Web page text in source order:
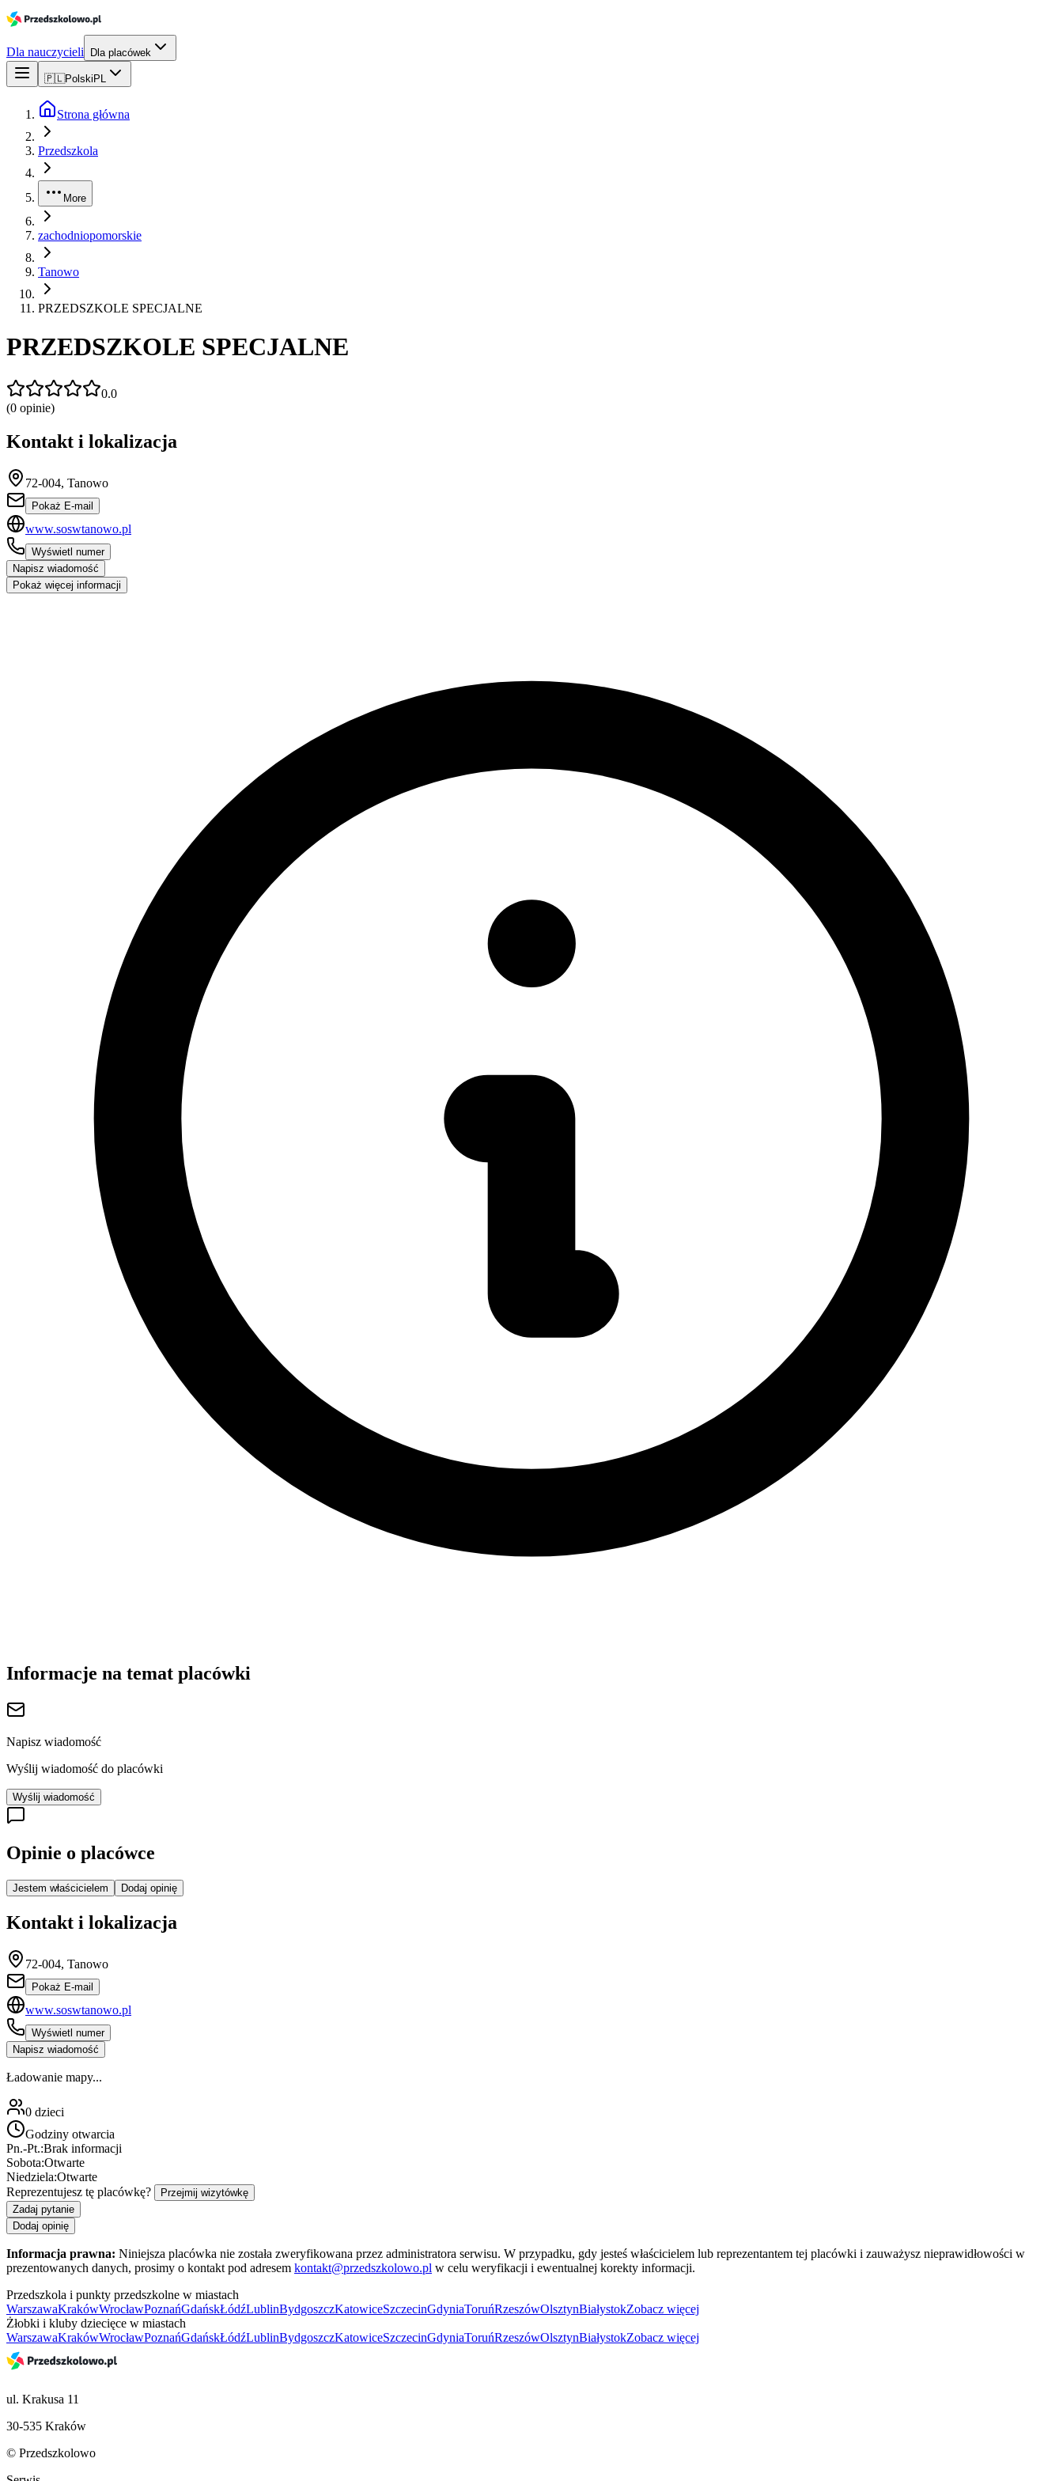
Dla nauczycieli Dla placówek
🇵🇱Polski PL
Strona główna
Przedszkola
More
zachodniopomorskie
Tanowo
PRZEDSZKOLE SPECJALNE
PRZEDSZKOLE SPECJALNE
0.0
(0 opinie)
Kontakt i lokalizacja
72-004, Tanowo
Pokaż E-mail
www.soswtanowo.pl
Wyświetl numer
Napisz wiadomość
Pokaż więcej informacji
Informacje na temat placówki
Napisz wiadomość
Wyślij wiadomość do placówki
Wyślij wiadomość
Opinie o placówce
Jestem właścicielem Dodaj opinię
Kontakt i lokalizacja
72-004, Tanowo
Pokaż E-mail
www.soswtanowo.pl
Wyświetl numer
Napisz wiadomość
Ładowanie mapy...
0 dzieci
Godziny otwarcia
Pn.-Pt.:Brak informacji
Sobota:Otwarte
Niedziela:Otwarte
Reprezentujesz tę placówkę?
Przejmij wizytówkę
Zadaj pytanie
Dodaj opinię
Informacja prawna: Niniejsza placówka nie została zweryfikowana przez administratora serwisu. W przypadku, gdy jesteś właścicielem lub reprezentantem tej placówki i zauważysz nieprawidłowości w
prezentowanych danych, prosimy o kontakt pod adresem kontakt@przedszkolowo.pl w celu weryfikacji i ewentualnej korekty informacji.
Przedszkola i punkty przedszkolne w miastach
WarszawaKrakówWrocławPoznańGdańskŁódźLublinBydgoszczKatowiceSzczecinGdyniaToruńRzeszówOlsztynBiałystokZobacz więcej
Żłobki i kluby dziecięce w miastach
WarszawaKrakówWrocławPoznańGdańskŁódźLublinBydgoszczKatowiceSzczecinGdyniaToruńRzeszówOlsztynBiałystokZobacz więcej
ul. Krakusa 11
30-535 Kraków
© Przedszkolowo